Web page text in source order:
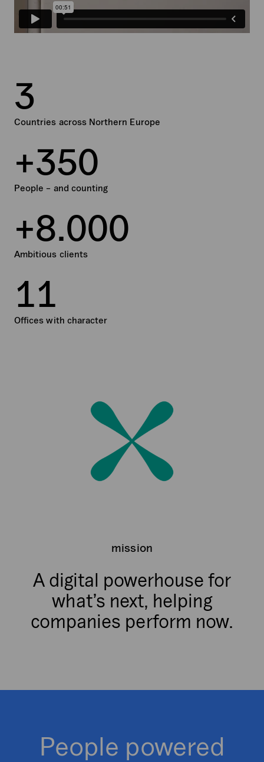
3
Countries across Northern Europe
+350
People – and counting
+8.000
Ambitious clients
11
Offices with character
mission
A digital powerhouse for
what’s next, helping
companies perform now.
People powered